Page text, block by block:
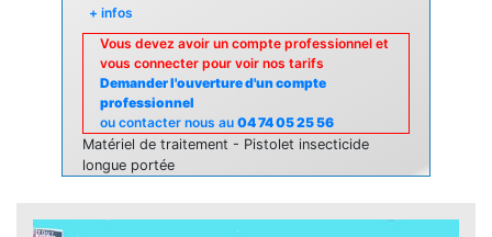
+ infos
Vous devez avoir un compte professionnel et
vous connecter pour voir nos tarifs
Demander l'ouverture d'un compte
professionnel
ou contacter nous au 04 74 05 25 56
Matériel de traitement - Pistolet insecticide
longue portée